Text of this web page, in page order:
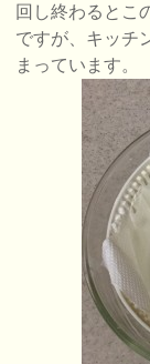
回し終わるとこ
ですが、キッチ
まっています。